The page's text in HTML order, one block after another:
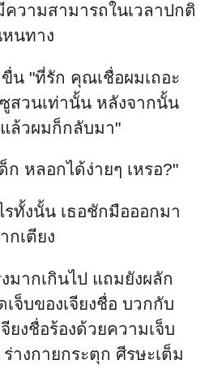
วามสามารถในเวลาปกติ
นทาง
น "ที่รัก คุณเชื่อผมเถอะ
สวนเท่านั้น หลังจากนั้น
ล้วผมก็กลับมา"
หลอกได้ง่ายๆ เหรอ?"
รทั้งนั้น เธอชักมือออกมา
กเตียง
มากเกินไป แถมยังผลัก
จ็บของเจียงชื่อ บวกกับ
ยงชื่อร้องด้วยความเจ็บ
างกายกระตุก ศีรษะเต็ม